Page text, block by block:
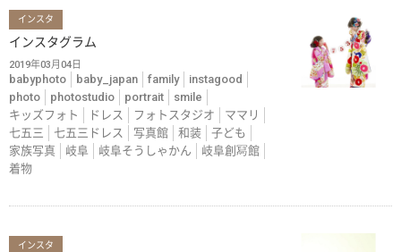
インスタ
インスタグラム
2019年03月04日
babyphoto baby_japan family
instagood
photo
photostudio portrait
smile
キッズフォト
ドレス フォトスタジオ
ママリ
七五三
七五三ドレス 写真館 和装
子ども
家族写真
岐阜 岐阜そうしゃかん
岐阜創冩館
着物
インスタ